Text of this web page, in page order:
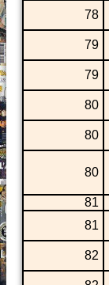
78
79
79
80
80
80
81
81
82